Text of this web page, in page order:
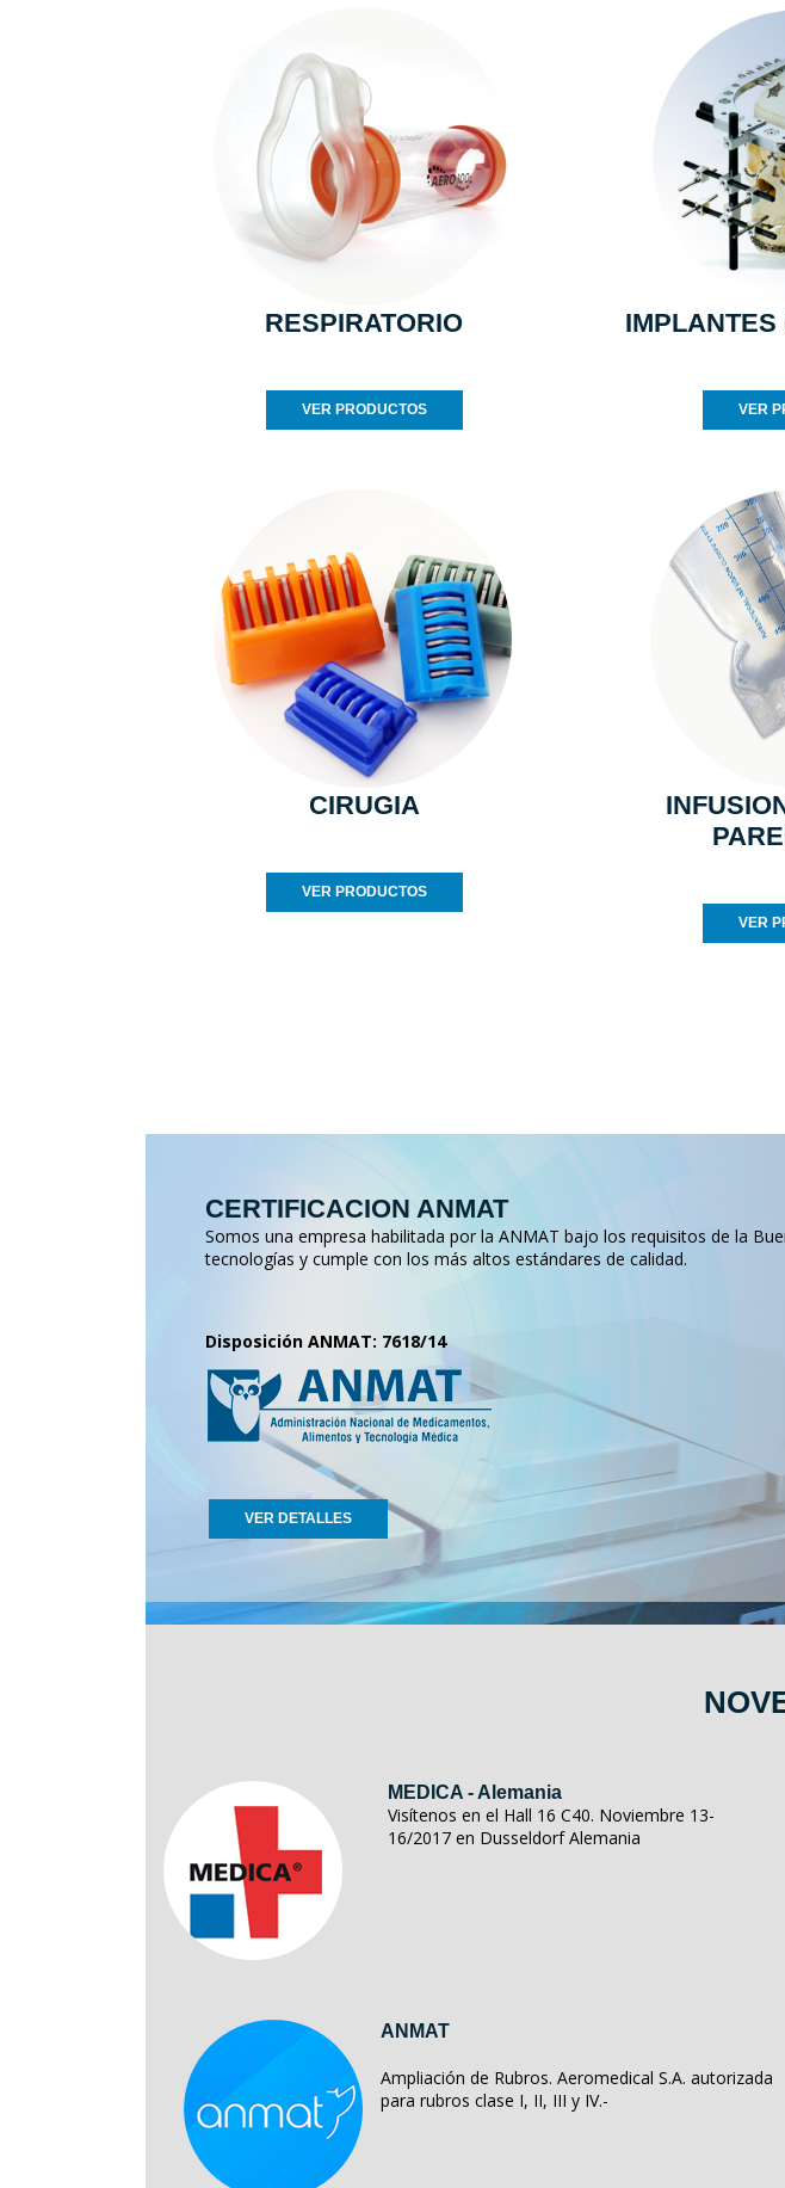
RESPIRATORIO
VER PRODUCTOS
IMPLANTES
VER
CIRUGIA
VER PRODUCTOS
VER
CERTIFICACION ANMAT
Somos una empresa habilitada por la ANMAT bajo los requisitos de la
tecnologías y cumple con los más altos estándares de calidad.
Disposición ANMAT: 7618/14
VER DETALLES
MEDICA - Alemania
Visítenos en el Hall 16 C40. Noviembre 13-
16/2017 en Dusseldorf Alemania
ANMAT
Ampliación de Rubros. Aeromedical S.A. autorizada
para rubros clase I, II, III y IV.-